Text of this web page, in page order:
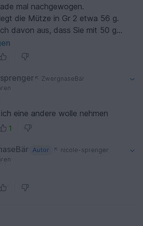
mal nachgewogen.
die Mütze in Gr 2 etwa 56 g.
davon aus, dass Sie mit 50 g
ZwergnaseBär
eine andere wolle nehmen
1
Autor
nicole-sprenger